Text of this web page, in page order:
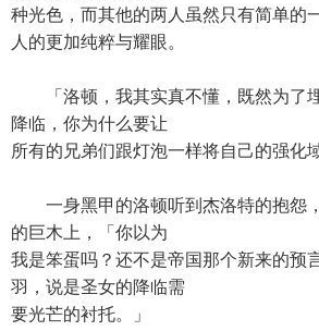
种光色，而其他的两人虽然只有简单的
人的更加纯粹与耀眼。
「洛顿，我其实真不懂，既然为了
降临，你为什么要让
所有的兄弟们跟灯泡一样将自己的强化
一身黑甲的洛顿听到杰洛特的抱怨
的巨木上，「你以为
我是笨蛋吗？还不是帝国那个新来的预
羽，说是圣女的降临需
要光芒的衬托。」